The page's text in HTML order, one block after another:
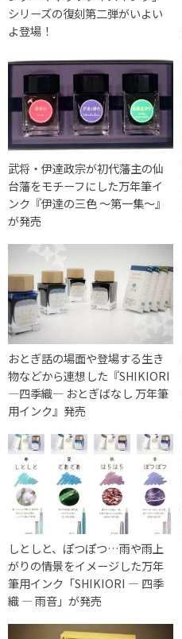
シリーズの復刻第二弾がいよい
よ登場！
武将・伊達政宗が初代藩主の仙
台藩をモチーフにした万年筆イ
ンク『伊達の三色 ～第一集～』
が発売
おとぎ話の場面や登場する生き
物などから連想した『SHIKIORI
―四季織― おとぎばなし 万年筆
用インク』発売
しとしと、ぽつぽつ…雨や雨上
がりの情景をイメージした万年
筆用インク「SHIKIORI ― 四季
織 ― 雨音」が発売